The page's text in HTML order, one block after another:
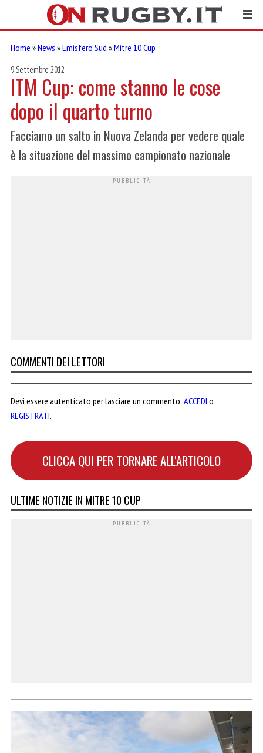
Home »News »Emisfero Sud »Mitre 10 Cup
9 Settembre 2012
ITM Cup: come stanno le cose
dopo il quarto turno
Facciamo un salto in Nuova Zelanda per vedere quale
è la situazione del massimo campionato nazionale
COMMENTI DEI LETTORI
Devi essere autenticato per lasciare un commento: ACCEDI o
REGISTRATI.
CLICCA QUI PER TORNARE ALL'ARTICOLO
ULTIME NOTIZIE IN MITRE 10 CUP